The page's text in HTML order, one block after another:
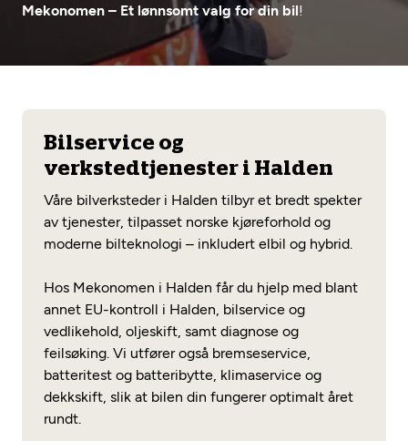
Mekonomen Bilkonto
Les mer
Mekonomen Fleet
Les mer
Nybilgaranti og fabrikkgaranti
Mekonomen – Et lønnsomt valg for din bil!
Bilservice og
verkstedtjenester i Halden
Våre bilverksteder i Halden tilbyr et bredt spekter
av tjenester, tilpasset norske kjøreforhold og
moderne bilteknologi – inkludert elbil og hybrid.
Hos Mekonomen i Halden får du hjelp med blant
annet EU-kontroll i Halden, bilservice og
vedlikehold, oljeskift, samt diagnose og
feilsøking. Vi utfører også bremseservice,
batteritest og batteribytte, klimaservice og
dekkskift, slik at bilen din fungerer optimalt året
rundt.